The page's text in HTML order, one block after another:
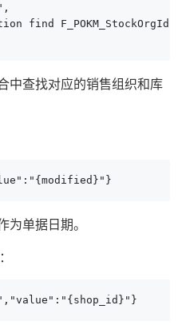
find F_POKM_StockOrgId
中查找对应的销售组织和库
单据日期。
：